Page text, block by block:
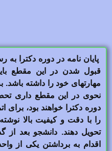
پایان نامه در دوره دکترا
قبول شدن در این مقطع
مهارتهای خود را داشته
نحوی در این مقطع داری
دوره دکترا خواهند بود، برای
را با دقت و کیفیت بالا
تحویل دهند. دانشجو بعد از
اقدام به برداشتن یکی از